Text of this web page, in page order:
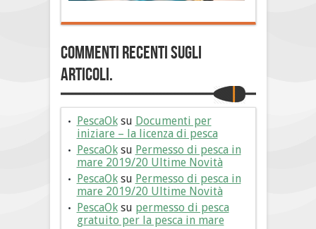
Commenti Recenti sugli
articoli.
PescaOksu Documenti per
iniziare – la licenza di pesca
PescaOksu Permesso di pesca in
mare 2019/20 Ultime Novità
PescaOksu Permesso di pesca in
mare 2019/20 Ultime Novità
PescaOksu permesso di pesca
gratuito per la pesca in mare